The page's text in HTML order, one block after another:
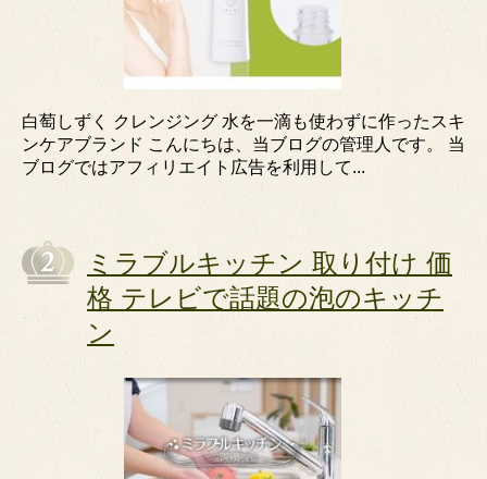
白萄しずく クレンジング 水を一滴も使わずに作ったスキ
ンケアブランド こんにちは、当ブログの管理人です。 当
ブログではアフィリエイト広告を利用して...
ミラブルキッチン 取り付け 価
格 テレビで話題の泡のキッチ
ン